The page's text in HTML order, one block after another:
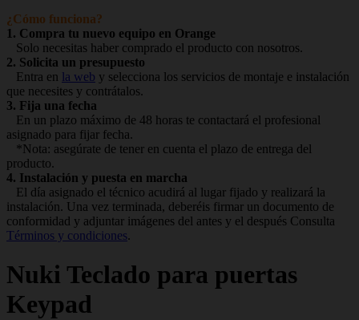
¿Cómo funciona?
1. Compra tu nuevo equipo en Orange
Solo necesitas haber comprado el producto con nosotros.
2. Solicita un presupuesto
Entra en la web y selecciona los servicios de montaje e instalación
que necesites y contrátalos.
3. Fija una fecha
En un plazo máximo de 48 horas te contactará el profesional
asignado para fijar fecha.
*Nota: asegúrate de tener en cuenta el plazo de entrega del
producto.
4. Instalación y puesta en marcha
El día asignado el técnico acudirá al lugar fijado y realizará la
instalación. Una vez terminada, deberéis firmar un documento de
conformidad y adjuntar imágenes del antes y el después Consulta
Términos y condiciones.
Nuki Teclado para puertas
Keypad